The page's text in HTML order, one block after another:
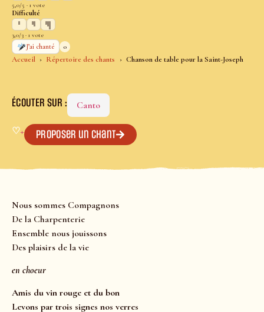
Accueil Répertoire des chants Chanson de table pour la Saint-Joseph
5,0/5 · 1 vote
Difficulté
3,0/3 · 1 vote
J’ai chanté
0
ÉCOUTER SUR : Canto
♡+ Proposer un chant
Nous sommes Compagnons
De la Charpenterie
Ensemble nous jouissons
Des plaisirs de la vie
en choeur
Amis du vin rouge et du bon
Levons par trois signes nos verres